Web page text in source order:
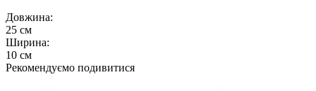
Довжина:
25 см
Ширина:
10 см
Рекомендуємо подивитися